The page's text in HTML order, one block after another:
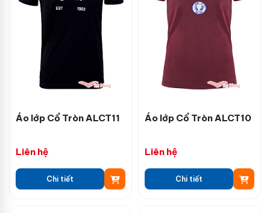
Áo lớp Cổ Tròn ALCT11
Liên hệ
Chi tiết
Áo lớp Cổ Tròn ALCT10
Liên hệ
Chi tiết